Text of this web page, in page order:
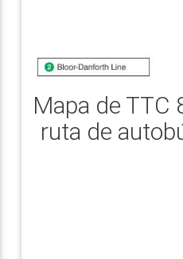
Mapa de TTC
ruta de